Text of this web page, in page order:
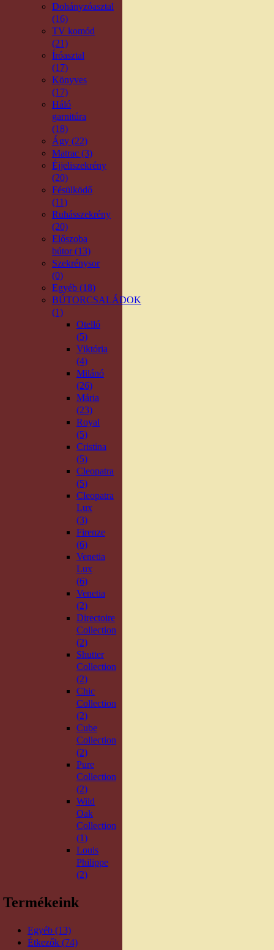
Dohányzóasztal
(16)
TV komód
(21)
Íróasztal
(17)
Könyves
(17)
Háló
garnitúra
(18)
Ágy (22)
Matrac (3)
Éjjeliszekrény
(20)
Fésülködő
(11)
Ruhásszekrény
(20)
Előszoba
bútor (13)
Szekrénysor
(0)
Egyéb (18)
BÚTORCSALÁDOK
(1)
Otelló
(5)
Viktória
(4)
Milánó
(26)
Mária
(23)
Royal
(5)
Cristina
(5)
Cleopatra
(5)
Cleopatra
Lux
(3)
Firenze
(6)
Venetia
Lux
(6)
Venetia
(2)
Directoire
Collection
(2)
Shutter
Collection
(2)
Chic
Collection
(2)
Cube
Collection
(2)
Pure
Collection
(2)
Wild
Oak
Collection
(1)
Louis
Philippe
(2)
Termékeink
Egyéb (13)
Étkezők (74)